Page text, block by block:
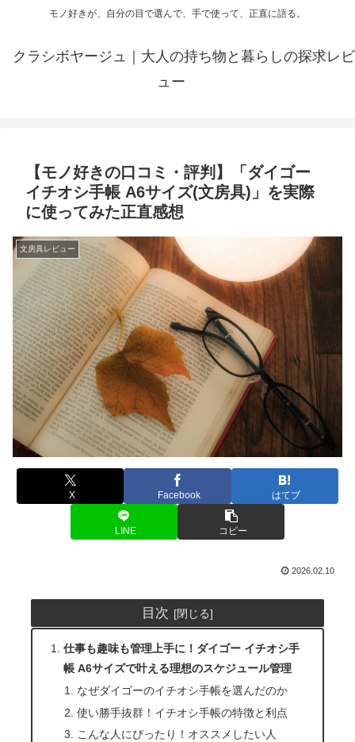
モノ好きが、自分の目で選んで、手で使って、正直に語る。
クラシボヤージュ｜大人の持ち物と暮らしの探求レビ
ュー
【モノ好きの口コミ・評判】「ダイゴー
イチオシ手帳 A6サイズ(文房具)」を実際
に使ってみた正直感想
文房具レビュー
X Facebook はてブ
LINE コピー
2026.02.10
目次
仕事も趣味も管理上手に！ダイゴー イチオシ手
帳 A6サイズで叶える理想のスケジュール管理
なぜダイゴーのイチオシ手帳を選んだのか
使い勝手抜群！イチオシ手帳の特徴と利点
こんな人にぴったり！オススメしたい人